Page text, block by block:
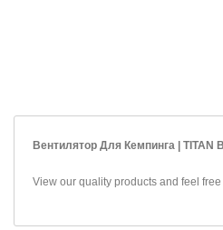
Вентилятор Для Кемпинга | TITAN
View our quality products and feel free